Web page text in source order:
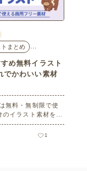
まとめ
…
め無料イラスト
かわいい素材
無料・無制限で使
のイラスト素材を多
す。商用フリーの
ゃれなイラスト素
1